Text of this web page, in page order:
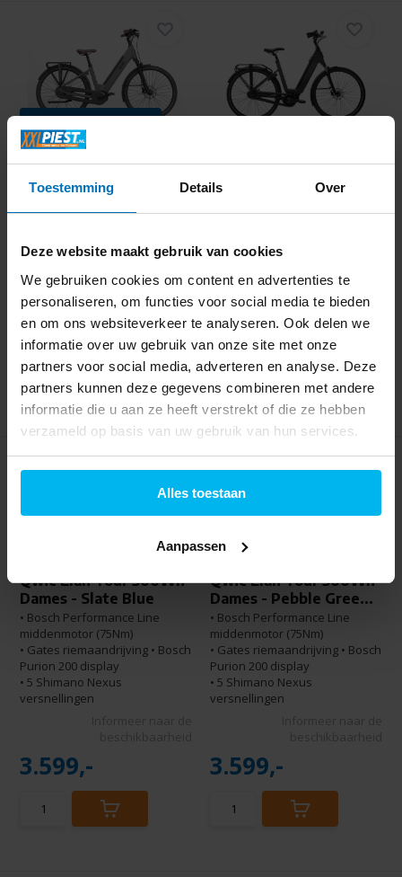
Toestemming Details Over
Deze website maakt gebruik van cookies
We gebruiken cookies om content en advertenties te
personaliseren, om functies voor social media te bieden
en om ons websiteverkeer te analyseren. Ook delen we
informatie over uw gebruik van onze site met onze
partners voor social media, adverteren en analyse. Deze
partners kunnen deze gegevens combineren met andere
informatie die u aan ze heeft verstrekt of die ze hebben
verzameld op basis van uw gebruik van hun services.
Alles toestaan
Aanpassen
binnenkort leverbaar
Qwic Elan Daily 500Wh
Dames - Asphalt Bl...
• Bosch Active Line Plus
middenmotor (50Nm)
• Geïntegreerde accu • Bosch
• 5 Shimano Nexus
Informeer naar de
beschikbaarheid
2.999,-
Dames - Jet Black
• Krachtige middenmotor
• Actieradius tot 130 km • Lage
• 7 Shimano Nexus
Direct beschikbaar
3.199,-
Qwic Elan Tour 500Wh
Dames - Slate Blue
• Bosch Performance Line
middenmotor (75Nm)
• Gates riemaandrijving • Bosch
Purion 200 display
• 5 Shimano Nexus
versnellingen
3.599,-
binnenkort leverbaar
Qwic Elan Tour 500Wh
Dames - Pebble Gree...
• Bosch Performance Line
middenmotor (75Nm)
• Gates riemaandrijving • Bosch
Purion 200 display
• 5 Shimano Nexus
versnellingen
3.599,-